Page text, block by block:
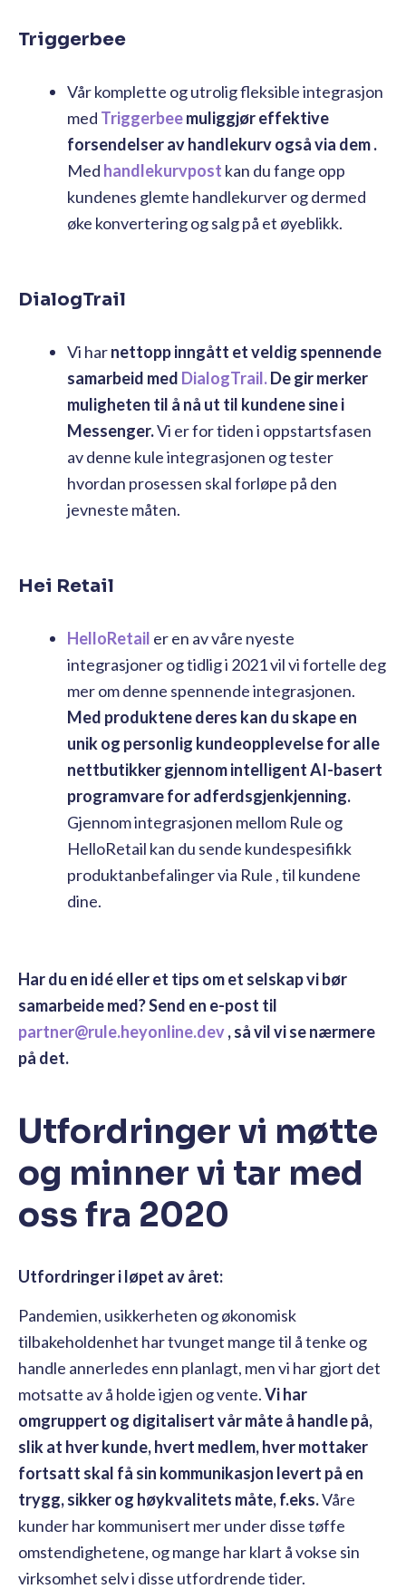
Triggerbee
Vår komplette og utrolig fleksible integrasjon
med Triggerbeemuliggjør effektive
forsendelser av handlekurv også via dem.
Med handlekurvpost kan du fange opp
kundenes glemte handlekurver og dermed
øke konvertering og salg på et øyeblikk.
DialogTrail
Vi harnettopp inngått et veldig spennende
samarbeid med DialogTrail.De gir merker
muligheten til å nå ut til kundene sine i
Messenger.Vi er for tiden i oppstartsfasen
av denne kule integrasjonen og tester
hvordan prosessen skal forløpe på den
jevneste måten.
Hei Retail
HelloRetail er en av våre nyeste
integrasjoner og tidlig i 2021 vil vi fortelle deg
mer om denne spennende integrasjonen.
Med produktene deres kan du skape en
unik og personlig kundeopplevelse for alle
nettbutikker gjennom intelligent AI-basert
programvare for adferdsgjenkjenning.
Gjennom integrasjonen mellom Rule og
HelloRetail kan du sende kundespesifikk
produktanbefalinger via Rule , til kundene
dine.
Har du en idé eller et tips om et selskap vi bør
samarbeide med? Send en e-post til
partner@rule.heyonline.dev, så vil vi se nærmere
på det.
Utfordringer vi møtte
og minner vi tar med
oss ​​fra 2020
Utfordringer i løpet av året:
Pandemien, usikkerheten og økonomisk
tilbakeholdenhet har tvunget mange til å tenke og
handle annerledes enn planlagt, men vi har gjort det
motsatte av å holde igjen og vente.Vi har
omgruppert og digitalisert vår måte å handle på,
slik at hver kunde, hvert medlem, hver mottaker
fortsatt skal få sin kommunikasjon levert på en
trygg, sikker og høykvalitets måte, f.eks.Våre
kunder har kommunisert mer under disse tøffe
omstendighetene, og mange har klart å vokse sin
virksomhet selv i disse utfordrende tider.